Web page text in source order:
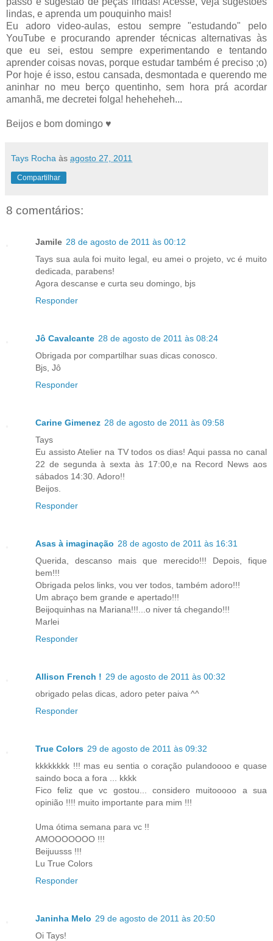
lindas, e aprenda um pouquinho mais!
Eu adoro video-aulas, estou sempre "estudando" pelo
YouTube e procurando aprender técnicas alternativas às
que eu sei, estou sempre experimentando e tentando
aprender coisas novas, porque estudar também é preciso ;o)
Por hoje é isso, estou cansada, desmontada e querendo me
aninhar no meu berço quentinho, sem hora prá acordar
amanhã, me decretei folga! heheheheh...
Beijos e bom domingo ♥
Tays Rocha às agosto 27, 2011
Compartilhar
8 comentários:
Jamile 28 de agosto de 2011 às 00:12
Tays sua aula foi muito legal, eu amei o projeto, vc é muito
dedicada, parabens!
Agora descanse e curta seu domingo, bjs
Responder
Jô Cavalcante 28 de agosto de 2011 às 08:24
Obrigada por compartilhar suas dicas conosco.
Bjs, Jô
Responder
Carine Gimenez 28 de agosto de 2011 às 09:58
Tays
Eu assisto Atelier na TV todos os dias! Aqui passa no canal
22 de segunda à sexta às 17:00,e na Record News aos
sábados 14:30. Adoro!!
Beijos.
Responder
Asas à imaginação 28 de agosto de 2011 às 16:31
Querida, descanso mais que merecido!!! Depois, fique
bem!!!
Obrigada pelos links, vou ver todos, também adoro!!!
Um abraço bem grande e apertado!!!
Beijoquinhas na Mariana!!!...o niver tá chegando!!!
Marlei
Responder
Allison French ! 29 de agosto de 2011 às 00:32
obrigado pelas dicas, adoro peter paiva ^^
Responder
True Colors 29 de agosto de 2011 às 09:32
kkkkkkkk !!! mas eu sentia o coração pulandoooo e quase
saindo boca a fora ... kkkk
Fico feliz que vc gostou... considero muitooooo a sua
opinião !!!! muito importante para mim !!!
Uma ótima semana para vc !!
AMOOOOOOO !!!
Beijuusss !!!
Lu True Colors
Responder
Janinha Melo 29 de agosto de 2011 às 20:50
Oi Tays!